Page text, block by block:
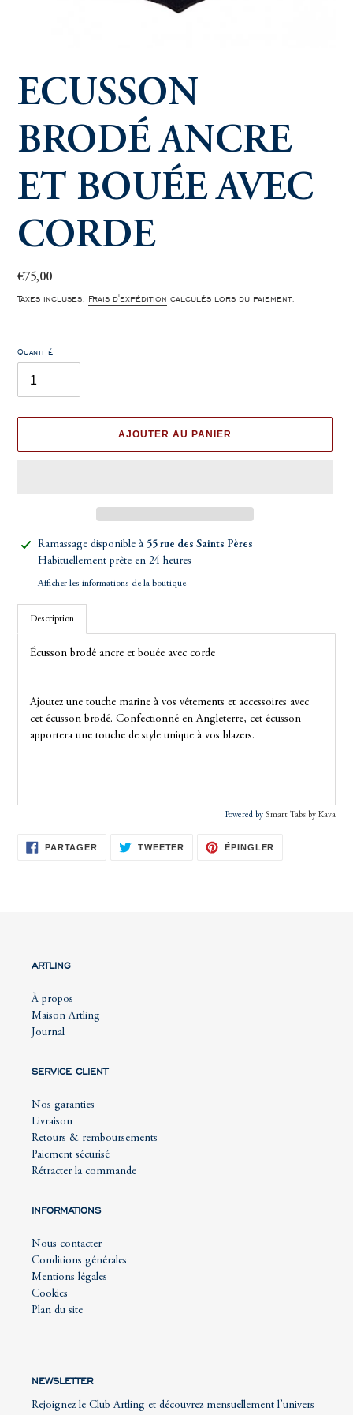
ECUSSON
BRODÉ ANCRE
ET BOUÉE AVEC
CORDE
Prix
normal
€75,00
Taxes incluses. Frais d'expédition calculés lors du paiement.
Quantité
AJOUTER AU PANIER
Ajout
produit
Ramassage disponible à 55 rue des Saints Pères
Habituellement prête en 24 heures
Afficher les informations de la boutique
Description
Écusson brodé ancre et bouée avec corde
Ajoutez une touche marine à vos vêtements et accessoires avec
cet écusson brodé. Confectionné en Angleterre, cet écusson
apportera une touche de style unique à vos blazers.
Powered by Smart Tabs by Kava
PARTAGER PARTAGERTWEETER TWEETERÉPINGLER
ARTLING
À propos
Maison Artling
Journal
SERVICE CLIENT
Nos garanties
Livraison
Retours & remboursements
Paiement sécurisé
Rétracter la commande
INFORMATIONS
Nous contacter
Conditions générales
Mentions légales
Cookies
Plan du site
NEWSLETTER
Rejoignez le Club Artling et découvrez mensuellement l’univers